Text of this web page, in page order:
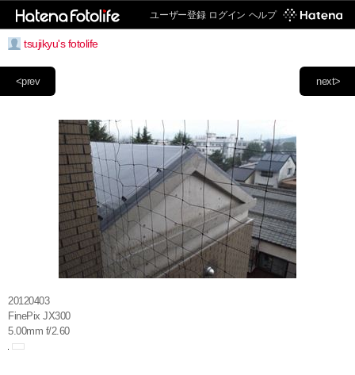
ユーザー登録 ログイン ヘルプ
tsujikyu's fotolife
next>
<prev
20120403
FinePix JX300
5.00mm f/2.60